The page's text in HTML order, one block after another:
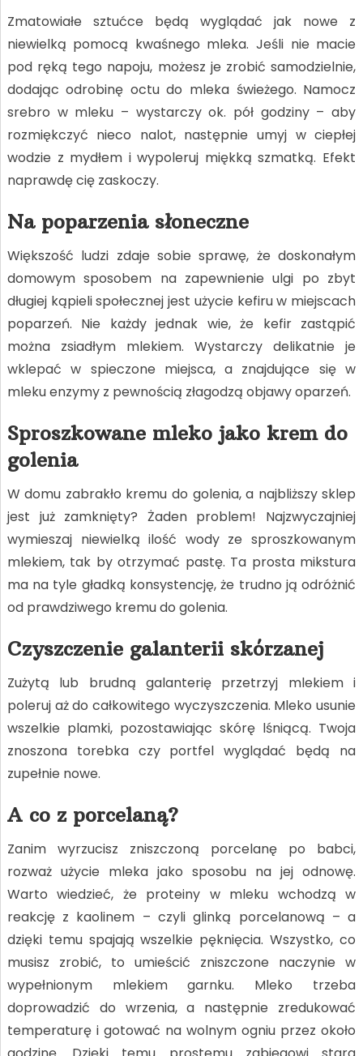
Zmatowiałe sztućce będą wyglądać jak nowe z
niewielką pomocą kwaśnego mleka. Jeśli nie macie
pod ręką tego napoju, możesz je zrobić samodzielnie,
dodając odrobinę octu do mleka świeżego. Namocz
srebro w mleku – wystarczy ok. pół godziny – aby
rozmiękczyć nieco nalot, następnie umyj w ciepłej
wodzie z mydłem i wypoleruj miękką szmatką. Efekt
naprawdę cię zaskoczy.
Na poparzenia słoneczne
Większość ludzi zdaje sobie sprawę, że doskonałym
domowym sposobem na zapewnienie ulgi po zbyt
długiej kąpieli społecznej jest użycie kefiru w miejscach
poparzeń. Nie każdy jednak wie, że kefir zastąpić
można zsiadłym mlekiem. Wystarczy delikatnie je
wklepać w spieczone miejsca, a znajdujące się w
mleku enzymy z pewnością złagodzą objawy oparzeń.
Sproszkowane mleko jako krem do
golenia
W domu zabrakło kremu do golenia, a najbliższy sklep
jest już zamknięty? Żaden problem! Najzwyczajniej
wymieszaj niewielką ilość wody ze sproszkowanym
mlekiem, tak by otrzymać pastę. Ta prosta mikstura
ma na tyle gładką konsystencję, że trudno ją odróżnić
od prawdziwego kremu do golenia.
Czyszczenie galanterii skórzanej
Zużytą lub brudną galanterię przetrzyj mlekiem i
poleruj aż do całkowitego wyczyszczenia. Mleko usunie
wszelkie plamki, pozostawiając skórę lśniącą. Twoja
znoszona torebka czy portfel wyglądać będą na
zupełnie nowe.
A co z porcelaną?
Zanim wyrzucisz zniszczoną porcelanę po babci,
rozważ użycie mleka jako sposobu na jej odnowę.
Warto wiedzieć, że proteiny w mleku wchodzą w
reakcję z kaolinem – czyli glinką porcelanową – a
dzięki temu spajają wszelkie pęknięcia. Wszystko, co
musisz zrobić, to umieścić zniszczone naczynie w
wypełnionym mlekiem garnku. Mleko trzeba
doprowadzić do wrzenia, a następnie zredukować
temperaturę i gotować na wolnym ogniu przez około